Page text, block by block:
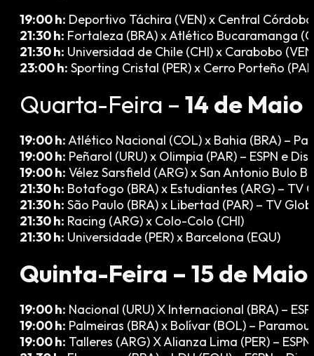
19:00 h: Deportivo Táchira (VEN) x Central
21:30 h: Fortaleza (BRA) x Atlético Bucaramanga
21:30 h: Universidad de Chile (CHI) x Carabobo
23:00 h: Sporting Cristal (PER) x Cerro Porteño
Quarta-Feira – 14 de Maio
19:00 h:Atlético Nacional (COL) x Bahia (BRA) –
19:00 h: Peñarol (URU) x Olimpia (PAR) – ESPN e
19:00 h: Vélez Sarsfield (ARG) x San Antonio Bulo
21:30 h: Botafogo (BRA) x Estudiantes (ARG) – TV
21:30 h: São Paulo (BRA) x Libertad (PAR) – TV
21:30 h: Racing (ARG) x Colo-Colo (CHI)
21:30 h: Universidade (PER) x Barcelona (EQU)
Quinta-Feira – 15 de Maio
19:00 h: Nacional (URU) X Internacional (BRA) –
19:00 h: Palmeiras (BRA) x Bolívar (BOL) –
19:00 h: Talleres (ARG) X Alianza Lima (PER) –